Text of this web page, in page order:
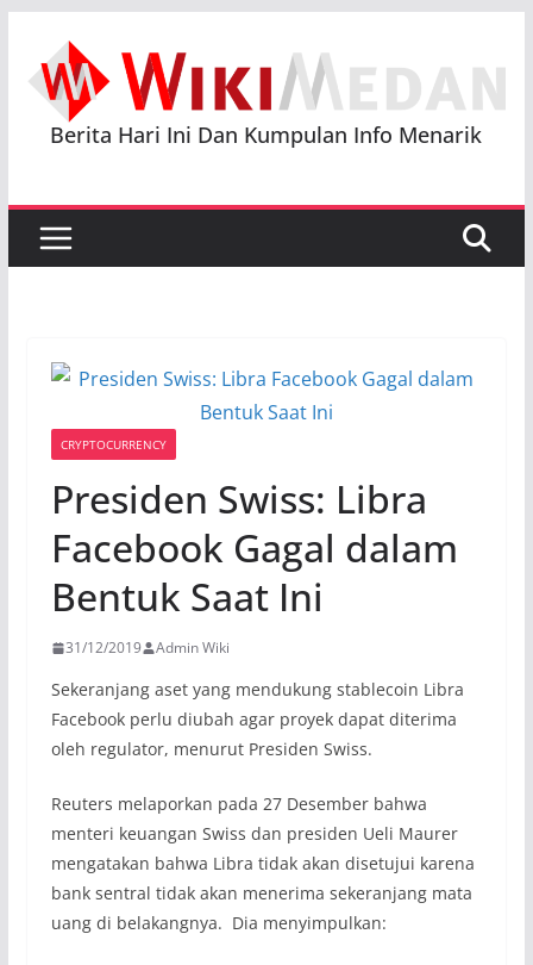
content
Berita Hari Ini Dan Kumpulan Info Menarik
CRYPTOCURRENCY
Presiden Swiss: Libra
Facebook Gagal dalam
Bentuk Saat Ini
31/12/2019 Admin Wiki
Sekeranjang aset yang mendukung stablecoin Libra
Facebook perlu diubah agar proyek dapat diterima
oleh regulator, menurut Presiden Swiss.
Reuters melaporkan pada 27 Desember bahwa
menteri keuangan Swiss dan presiden Ueli Maurer
mengatakan bahwa Libra tidak akan disetujui karena
bank sentral tidak akan menerima sekeranjang mata
uang di belakangnya. Dia menyimpulkan: